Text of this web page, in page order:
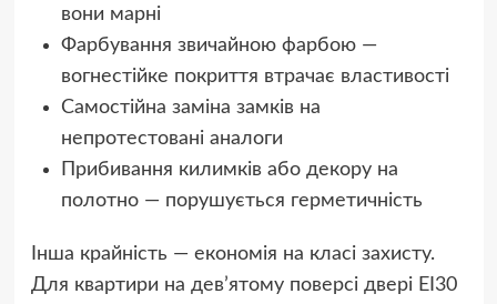
вони марні
Фарбування звичайною фарбою —
вогнестійке покриття втрачає властивості
Самостійна заміна замків на
непротестовані аналоги
Прибивання килимків або декору на
полотно — порушується герметичність
Інша крайність — економія на класі захисту.
Для квартири на дев’ятому поверсі двері EI30